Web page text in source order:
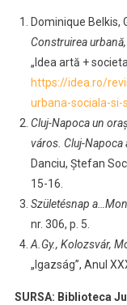
Dominique Belkis,
Construirea
„Idea artă +
https://idea.ro/
urbana-sociala-
Cluj-Napoca un
város. Cluj-Napoca
Danciu, Ștefan
15-16.
Születésnap
nr. 306, p. 5.
A.Gy., Kolozsvár,
„Igazság”, Anul
SURSA: Biblioteca